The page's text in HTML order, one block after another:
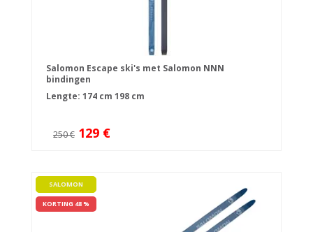
Salomon Escape ski's met Salomon NNN
bindingen
Lengte: 174 cm 198 cm
250 € 129 €
SALOMON
KORTING 48 %